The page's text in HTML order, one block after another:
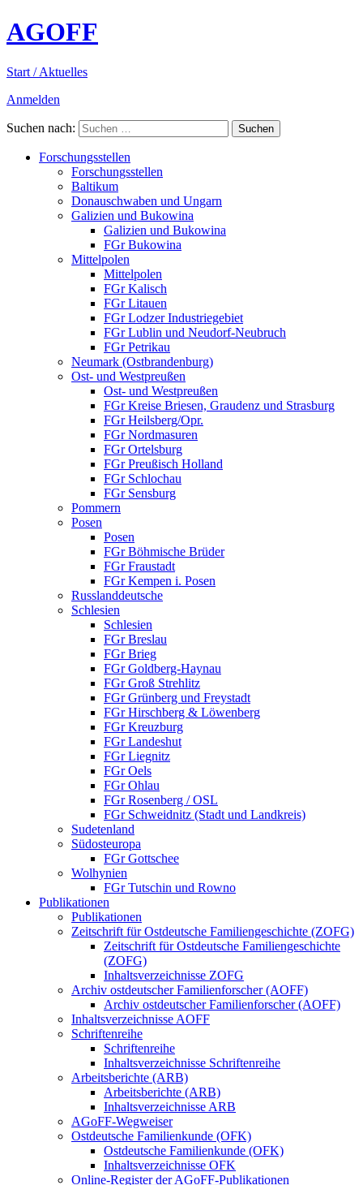
AGOFF
Start / Aktuelles
Anmelden
Suchen nach:
Forschungsstellen
Forschungsstellen
Baltikum
Donauschwaben und Ungarn
Galizien und Bukowina
Galizien und Bukowina
FGr Bukowina
Mittelpolen
Mittelpolen
FGr Kalisch
FGr Litauen
FGr Lodzer Industriegebiet
FGr Lublin und Neudorf-Neubruch
FGr Petrikau
Neumark (Ostbrandenburg)
Ost- und Westpreußen
Ost- und Westpreußen
FGr Kreise Briesen, Graudenz und Strasburg
FGr Heilsberg/Opr.
FGr Nordmasuren
FGr Ortelsburg
FGr Preußisch Holland
FGr Schlochau
FGr Sensburg
Pommern
Posen
Posen
FGr Böhmische Brüder
FGr Fraustadt
FGr Kempen i. Posen
Russlanddeutsche
Schlesien
Schlesien
FGr Breslau
FGr Brieg
FGr Goldberg-Haynau
FGr Groß Strehlitz
FGr Grünberg und Freystadt
FGr Hirschberg & Löwenberg
FGr Kreuzburg
FGr Landeshut
FGr Liegnitz
FGr Oels
FGr Ohlau
FGr Rosenberg / OSL
FGr Schweidnitz (Stadt und Landkreis)
Sudetenland
Südosteuropa
FGr Gottschee
Wolhynien
FGr Tutschin und Rowno
Publikationen
Publikationen
Zeitschrift für Ostdeutsche Familiengeschichte (ZOFG)
Zeitschrift für Ostdeutsche Familiengeschichte
(ZOFG)
Inhaltsverzeichnisse ZOFG
Archiv ostdeutscher Familienforscher (AOFF)
Archiv ostdeutscher Familienforscher (AOFF)
Inhaltsverzeichnisse AOFF
Schriftenreihe
Schriftenreihe
Inhaltsverzeichnisse Schriftenreihe
Arbeitsberichte (ARB)
Arbeitsberichte (ARB)
Inhaltsverzeichnisse ARB
AGoFF-Wegweiser
Ostdeutsche Familienkunde (OFK)
Ostdeutsche Familienkunde (OFK)
Inhaltsverzeichnisse OFK
Online-Register der AGoFF-Publikationen